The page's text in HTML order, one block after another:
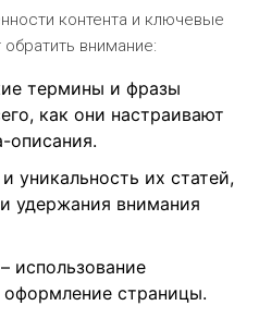
контента и ключевые
внимание:
термины и фразы
как они настраивают
описания.
уникальность их статей,
удержания внимания
использование
страницы.